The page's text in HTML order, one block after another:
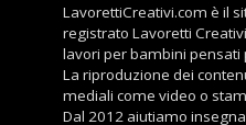
LavorettiCreativi.com è il
registrato Lavoretti
lavori per bambini pensati
La riproduzione dei
mediali come video o
Dal 2012 aiutiamo